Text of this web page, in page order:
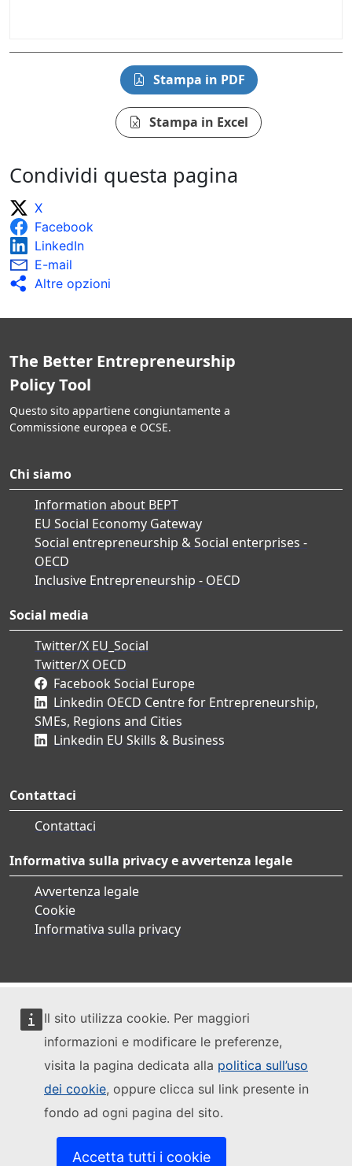
Il sito utilizza cookie. Per maggiori
informazioni e modificare le preferenze,
visita la pagina dedicata alla politica sull’uso
dei cookie, oppure clicca sul link presente in
fondo ad ogni pagina del sito.
Accetta tutti i cookie
Stampa in PDF
Stampa in Excel
Condividi questa pagina
X
Facebook
LinkedIn
E-mail
Altre opzioni
The Better Entrepreneurship
Policy Tool
Questo sito appartiene congiuntamente a
Commissione europea e OCSE.
Chi siamo
Information about BEPT
EU Social Economy Gateway
Social entrepreneurship & Social enterprises -
OECD
Inclusive Entrepreneurship - OECD
Social media
Twitter/X EU_Social
Twitter/X OECD
Facebook Social Europe
Linkedin OECD Centre for Entrepreneurship,
SMEs, Regions and Cities
Linkedin EU Skills & Business
Contattaci
Contattaci
Informativa sulla privacy e avvertenza legale
Avvertenza legale
Cookie
Informativa sulla privacy